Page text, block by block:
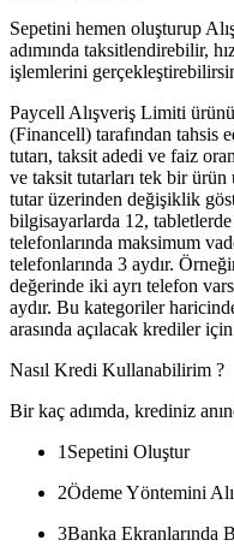
Sepetini hemen oluşturup
adımında taksitlendirebilir,
işlemlerini
Paycell Alışveriş Limiti
(Financell) tarafından tahsis
tutarı, taksit adedi ve faiz
ve taksit tutarları tek bir ürün
tutar üzerinden değişiklik
bilgisayarlarda 12,
telefonlarında maksimum
telefonlarında 3 aydır.
değerinde iki ayrı telefon
aydır. Bu kategoriler
arasında açılacak krediler için
Nasıl Kredi Kullanabilirim ?
Bir kaç adımda, krediniz
1 Sepetini Oluştur
2Ödeme Yöntemini
3Banka Ekranlarında